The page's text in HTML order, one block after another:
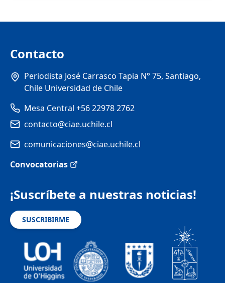
Contacto
Periodista José Carrasco Tapia N° 75, Santiago,
Chile Universidad de Chile
Mesa Central +56 22978 2762
contacto@ciae.uchile.cl
comunicaciones@ciae.uchile.cl
Convocatorias
¡Suscríbete a nuestras noticias!
SUSCRIBIRME